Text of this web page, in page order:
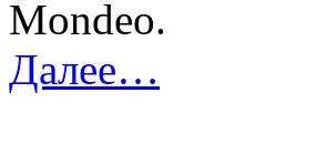
Mondeo.
Далее…